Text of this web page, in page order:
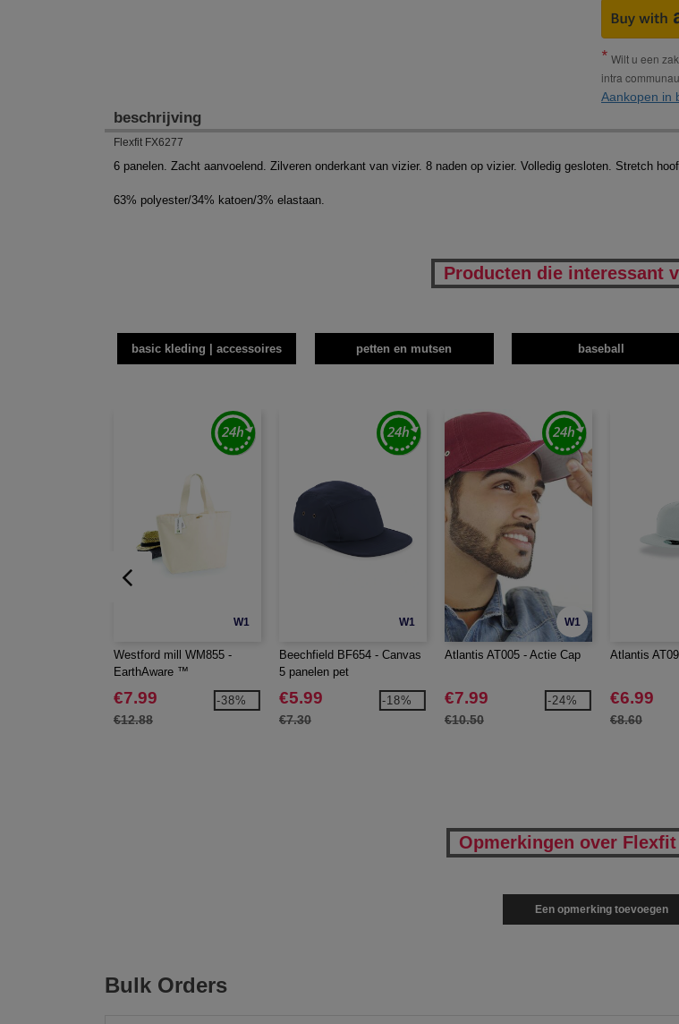
Wilt u een
intra
Aankopen in
beschrijving
Flexfit FX6277
6 panelen. Zacht aanvoelend. Zilveren onderkant van vizier. 8 naden op vizier. Volledig gesloten. Stretch
63% polyester/34% katoen/3% elastaan.
Producten die interessant
basic kleding | accessoires petten en mutsen baseball
W1
Westford mill WM855 -
EarthAware ™
BIOLOGISCH MARINA TAS
XL
€7.99
€12.88
-38%
W1
Beechfield BF654 - Canvas
5 panelen pet
€5.99
€7.30
-18%
W1
Atlantis AT005 - Actie Cap
€7.99
€10.50
-24%
Atlantis
€6.99
€8.60
Opmerkingen over Flexfit
Een opmerking toevoegen
Bulk Orders